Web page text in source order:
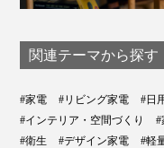
関連テーマから探す
#家電 #リビング家電 #日
#インテリア・空間づくり
#
#衛生
#デザイン家電 #軽